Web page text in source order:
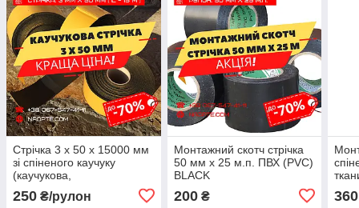
Стрічка 3 х 50 х 15000 мм
зі спіненого каучуку
(каучукова,
теплозвукоізоляційна).
250 ₴/рулон
Монтажний скотч стрічка
50 мм х 25 м.п. ПВХ (PVC)
BLACK
200₴ 360